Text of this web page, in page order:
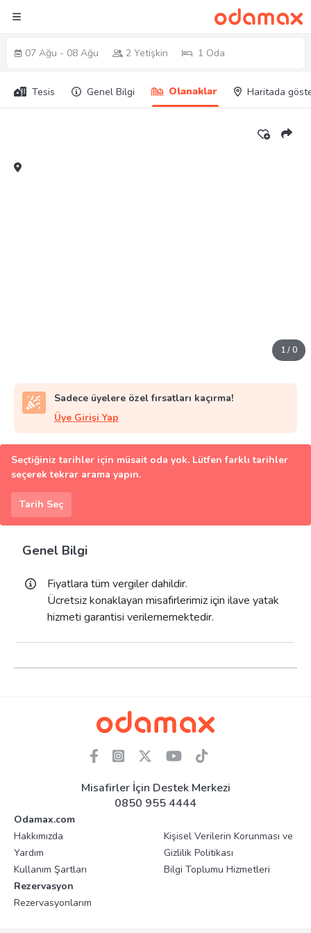
07 Ağu - 08 Ağu 2 Yetişkin 1 Oda
Tesis Genel Bilgi Olanaklar Haritada
1/0
Sadece üyelere özel fırsatları kaçırma!
Üye Girişi Yap
Seçtiğiniz tarihler için müsait oda yok. Lütfen farklı tarihler
seçerek tekrar arama yapın.
Tarih Seç
Genel Bilgi
Fiyatlara tüm vergiler dahildir.
Ücretsiz konaklayan misafirlerimiz için ilave yatak
hizmeti garantisi verilememektedir.
Misafirler İçin Destek Merkezi
0850 955 4444
Odamax.com
Hakkımızda
Yardım
Kullanım Şartları
Kişisel Verilerin Korunması ve
Gizlilik Politikası
Bilgi Toplumu Hizmetleri
Rezervasyon
Rezervasyonlarım